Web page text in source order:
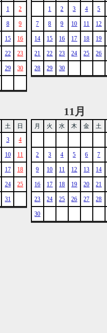
1
2
8 9
15 16
22 23
29 30
1
2 3 4 5
7 8 9 10 11 12
14 15 16 17 18 19
21 22 23 24 25 26
28 29 30
土
日
3 4
10 11
17 18
24 25
31
11月
月 火 水 木 金 土
2 3 4 5 6 7
9 10 11 12 13 14
16 17 18 19 20 21
23 24 25 26 27 28
30